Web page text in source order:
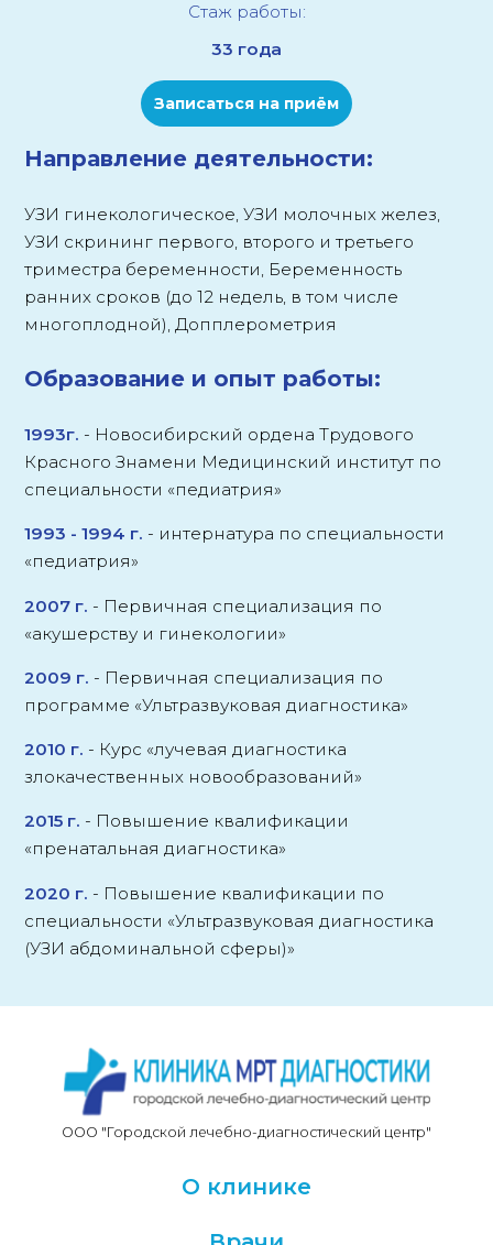
Стаж работы:
33 года
Записаться на приём
Направление деятельности:
УЗИ гинекологическое, УЗИ молочных желез,
УЗИ скрининг первого, второго и третьего
триместра беременности, Беременность
ранних сроков (до 12 недель, в том числе
многоплодной), Допплерометрия
Образование и опыт работы:
1993г. - Новосибирский ордена Трудового
Красного Знамени Медицинский институт по
специальности «педиатрия»
1993 - 1994 г. - интернатура по специальности
«педиатрия»
2007 г. - Первичная специализация по
«акушерству и гинекологии»
2009 г. - Первичная специализация по
программе «Ультразвуковая диагностика»
2010 г. - Курс «лучевая диагностика
злокачественных новообразований»
2015 г. - Повышение квалификации
«пренатальная диагностика»
2020 г. - Повышение квалификации по
специальности «Ультразвуковая диагностика
(УЗИ абдоминальной сферы)»
ООО "Городской лечебно-диагностический центр"
О клинике